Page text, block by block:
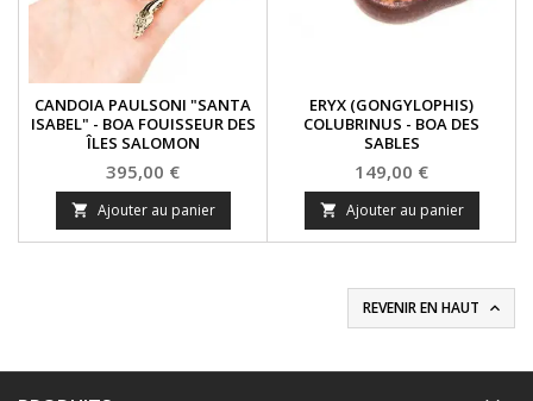
CANDOIA PAULSONI "SANTA
ISABEL" - BOA FOUISSEUR DES
ÎLES SALOMON
Prix
395,00 €
 Ajouter au panier
ERYX (GONGYLOPHIS)
COLUBRINUS - BOA DES
SABLES
Prix
149,00 €
 Ajouter au panier
REVENIR EN HAUT 